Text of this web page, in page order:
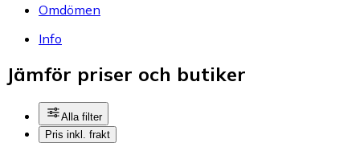
Omdömen
Info
Jämför priser och butiker
Alla filter
Pris inkl. frakt